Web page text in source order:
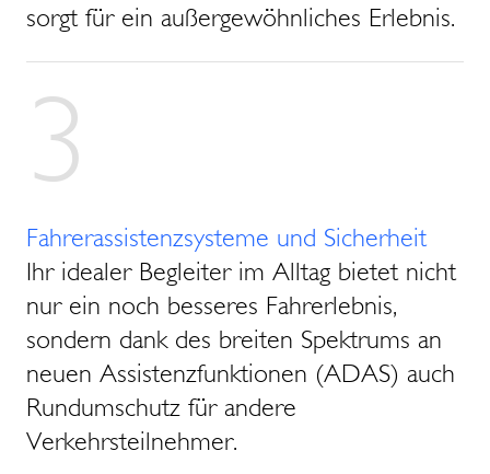
sorgt für ein außergewöhnliches Erlebnis.
3
Fahrerassistenzsysteme und Sicherheit
Ihr idealer Begleiter im Alltag bietet nicht
nur ein noch besseres Fahrerlebnis,
sondern dank des breiten Spektrums an
neuen Assistenzfunktionen (ADAS) auch
Rundumschutz für andere
Verkehrsteilnehmer.